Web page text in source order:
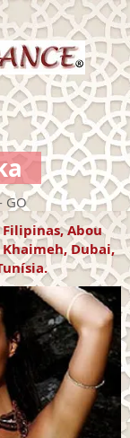
GO
Abou
Dubai,